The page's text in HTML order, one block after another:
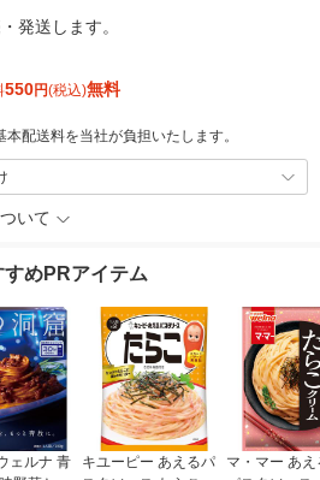
発送します。
550円(税込)無料
配送料を当社が負担いたします。
いて
めPRアイテム
ェルナ 青
キユーピー あえるパ
マ・マー あ